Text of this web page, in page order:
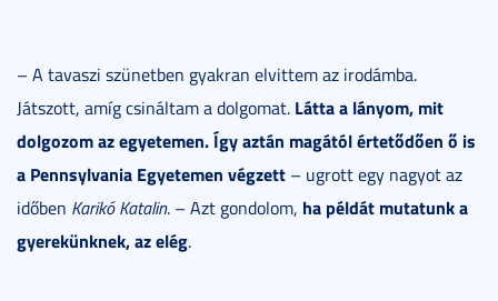
– A tavaszi szünetben gyakran elvittem az irodámba.
Játszott, amíg csináltam a dolgomat. Látta a lányom, mit
dolgozom az egyetemen. Így aztán magától értetődően ő is
a Pennsylvania Egyetemen végzett – ugrott egy nagyot az
időben Karikó Katalin. – Azt gondolom, ha példát mutatunk a
gyerekünknek, az elég.